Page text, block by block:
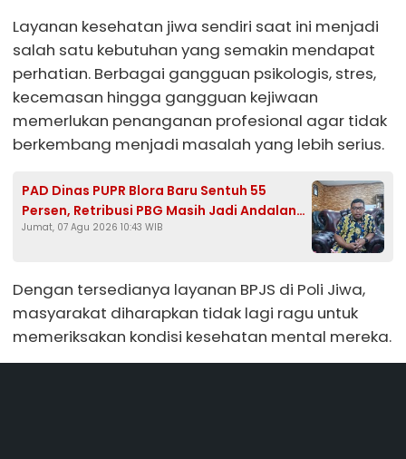
Layanan kesehatan jiwa sendiri saat ini menjadi
salah satu kebutuhan yang semakin mendapat
perhatian. Berbagai gangguan psikologis, stres,
kecemasan hingga gangguan kejiwaan
memerlukan penanganan profesional agar tidak
berkembang menjadi masalah yang lebih serius.
PAD Dinas PUPR Blora Baru Sentuh 55
Persen, Retribusi PBG Masih Jadi Andalan
Kejar Target Rp1,25 Miliar
Jumat, 07 Agu 2026 10:43 WIB
Dengan tersedianya layanan BPJS di Poli Jiwa,
masyarakat diharapkan tidak lagi ragu untuk
memeriksakan kondisi kesehatan mental mereka.